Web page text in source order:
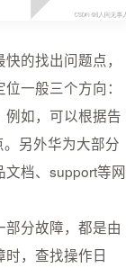
的找出问题点，
一般三个方向：
例如，可以根据告
另外华为大部分
档、support等网
分故障，都是由
，查找操作日